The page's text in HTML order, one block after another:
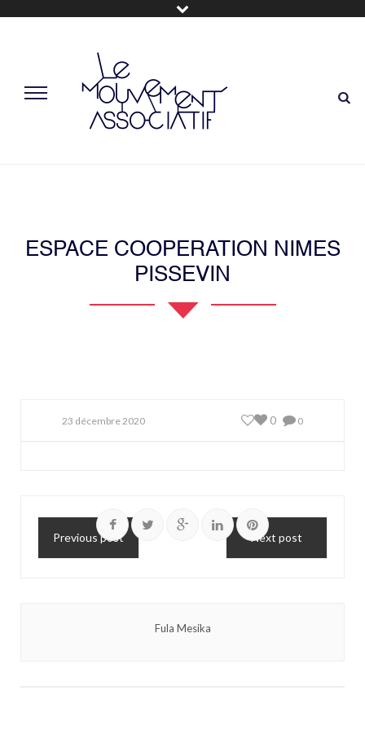
ESPACE COOPERATION NIMES
PISSEVIN
23 décembre 2020 0
0
Previous post Next post
Fula Mesika